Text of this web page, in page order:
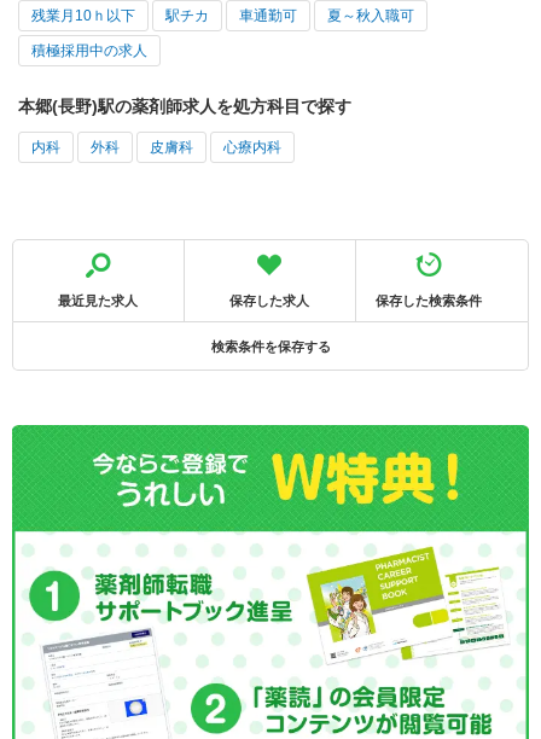
残業月10ｈ以下 駅チカ 車通勤可 夏～秋入職可
積極採用中の求人
本郷(長野)駅の薬剤師求人を処方科目で探す
内科 外科 皮膚科 心療内科
最近見た求人 保存した求人 保存した検索条件
検索条件を保存する